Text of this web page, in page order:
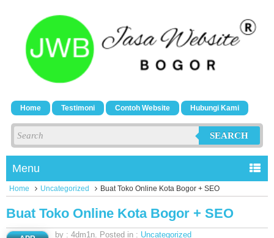
Home Testimoni Contoh Website Hubungi Kami
SEARCH
Menu
Home Uncategorized Buat Toko Online Kota Bogor + SEO
Buat Toko Online Kota Bogor + SEO
by : 4dm1n. Posted in : Uncategorized